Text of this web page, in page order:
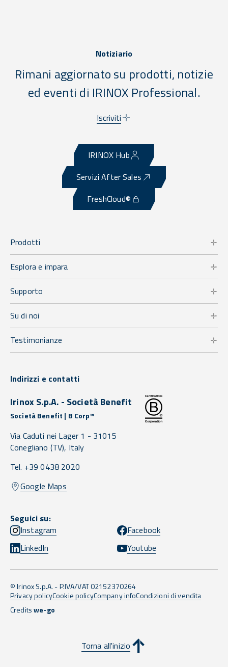
Notiziario
Rimani aggiornato su prodotti, notizie
ed eventi di IRINOX Professional.
Iscriviti
IRINOX Hub
Servizi After Sales
FreshCloud®
Prodotti
Esplora e impara
Supporto
Su di noi
Testimonianze
Indirizzi e contatti
Irinox S.p.A. - Società Benefit
Società Benefit | B Corp™
Via Caduti nei Lager 1 - 31015
Conegliano (TV), Italy
Tel. +39 0438 2020
Google Maps
Seguici su:
Instagram
Facebook
LinkedIn
Youtube
© Irinox S.p.A. - P.IVA/VAT 02152370264
Privacy policyCookie policyCompany infoCondizioni di vendita
Creditswe-go
Torna all'inizio